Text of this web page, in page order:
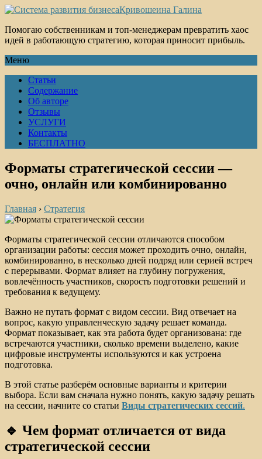
Кривошеина Галина
Помогаю собственникам и топ-менеджерам превратить хаос
идей в работающую стратегию, которая приносит прибыль.
Меню
Статьи
Содержание
Об авторе
Отзывы
УСЛУГИ
Контакты
БЕСПЛАТНО
Форматы стратегической сессии —
очно, онлайн или комбинированно
Главная › Стратегия
Форматы стратегической сессии отличаются способом
организации работы: сессия может проходить очно, онлайн,
комбинированно, в несколько дней подряд или серией встреч
с перерывами. Формат влияет на глубину погружения,
вовлечённость участников, скорость подготовки решений и
требования к ведущему.
Важно не путать формат с видом сессии. Вид отвечает на
вопрос, какую управленческую задачу решает команда.
Формат показывает, как эта работа будет организована: где
встречаются участники, сколько времени выделено, какие
цифровые инструменты используются и как устроена
подготовка.
В этой статье разберём основные варианты и критерии
выбора. Если вам сначала нужно понять, какую задачу решать
на сессии, начните со статьи Виды стратегических сессий.
🔹 Чем формат отличается от вида
стратегической сессии